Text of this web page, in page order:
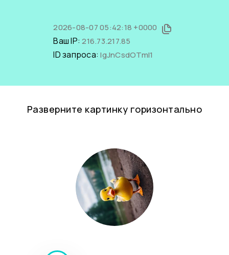
2026-08-07 05:42:18 +0000
Ваш IP:216.73.217.85
ID запроса:IgJnCsdOTmI1
Разверните картинку горизонтально